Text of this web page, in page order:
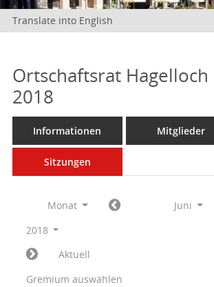
Translate into English
Ortschaftsrat
2018
Informationen Mitglieder
Sitzungen
Monat
Juni
2018
Aktuell
Gremium auswählen